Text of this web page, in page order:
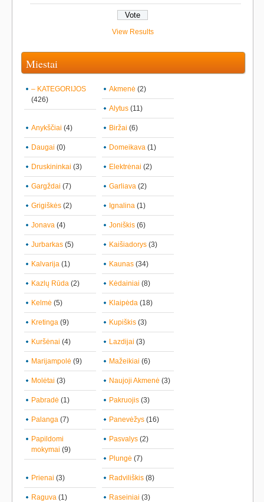
View Results
Miestai
– KATEGORIJOS
(426)
Akmenė (2)
Alytus (11)
Anykščiai (4) Biržai (6)
Daugai (0) Domeikava (1)
Druskininkai (3) Elektrėnai (2)
Gargždai (7) Garliava (2)
Grigiškės (2) Ignalina (1)
Jonava (4) Joniškis (6)
Jurbarkas (5) Kaišiadorys (3)
Kalvarija (1) Kaunas (34)
Kazlų Rūda (2) Kėdainiai (8)
Kelmė (5) Klaipėda (18)
Kretinga (9) Kupiškis (3)
Kuršėnai (4) Lazdijai (3)
Marijampolė (9) Mažeikiai (6)
Molėtai (3) Naujoji Akmenė (3)
Pabradė (1) Pakruojis (3)
Palanga (7) Panevėžys (16)
Papildomi
mokymai (9)
Pasvalys (2)
Plungė (7)
Prienai (3) Radviliškis (8)
Raguva (1) Raseiniai (3)